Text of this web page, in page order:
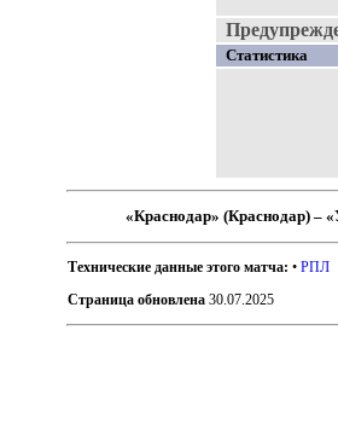
Статистика
«Краснодар» (Краснодар) –
Технические данные этого матча: •РПЛ
Страница обновлена 30.07.2025